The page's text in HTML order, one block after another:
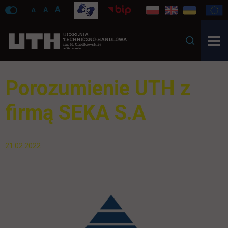
A A A
Porozumienie UTH z
firmą SEKA S.A
21.02.2022